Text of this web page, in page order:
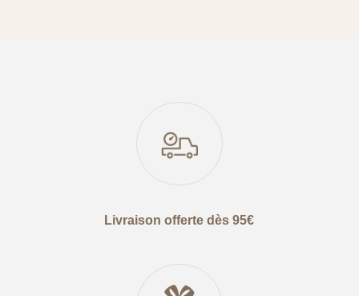
Livraison offerte dès 95€